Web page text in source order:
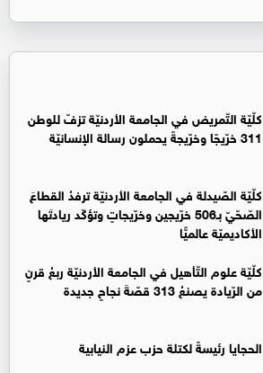
كلّيّة التّمريض في الجامعة الأردنيّة تزفّ للوطن
311 خرّيجًا وخرّيجةً يحملون رسالة الإنسانيّة
كلّيّة الصّيدلة في الجامعة الأردنيّة ترفدُ القطاعَ
الصّحّيّ بـ506 خرّيجين وخرّيجاتٍ وتؤكّد ريادتَها
الأكاديميّة عالميًّا
كلّيّة علوم التّأهيل في الجامعة الأردنيّة ربعُ قرنٍ
من الرّيادة يصنعُ 313 قصّةَ نجاحٍ جديدة
الحجايا رئيسةً لكتلة حزب عزم النيابية